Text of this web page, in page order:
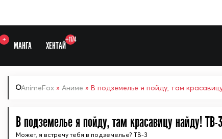
+
МАНГА ХЕНТАЙ
+1174
AnimeFox » Аниме » В подземелье я пойду, там
В подземелье я пойду, там красавицу найду!
Может, я встречу тебя в подземелье? ТВ-3